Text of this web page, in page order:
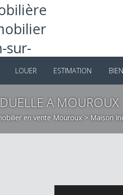
LOUER ESTIMATION
A
en vente Mouroux >